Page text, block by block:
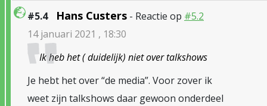
#5.4 Hans Custers - Reactie op #5.2
14 januari 2021 , 18:30
Ik heb het ( duidelijk) niet over talkshows
Je hebt het over “de media”. Voor zover ik
weet zijn talkshows daar gewoon onderdeel